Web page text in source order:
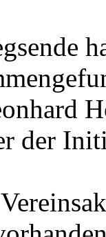
der